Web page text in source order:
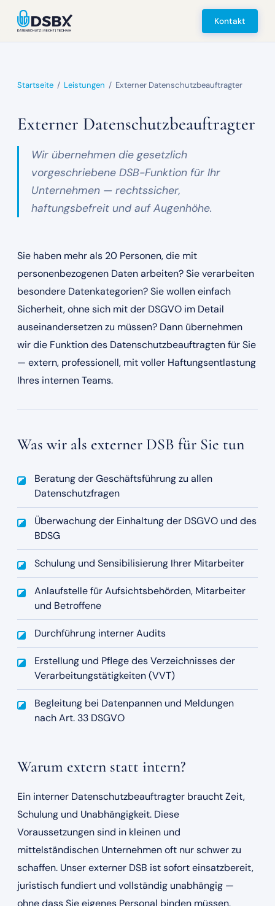
Kontakt
Startseite / Leistungen / Externer Datenschutzbeauftragter
Externer Datenschutzbeauftragter
Wir übernehmen die gesetzlich
vorgeschriebene DSB-Funktion für Ihr
Unternehmen — rechtssicher,
haftungsbefreit und auf Augenhöhe.
Sie haben mehr als 20 Personen, die mit
personenbezogenen Daten arbeiten? Sie verarbeiten
besondere Datenkategorien? Sie wollen einfach
Sicherheit, ohne sich mit der DSGVO im Detail
auseinandersetzen zu müssen? Dann übernehmen
wir die Funktion des Datenschutzbeauftragten für Sie
— extern, professionell, mit voller Haftungsentlastung
Ihres internen Teams.
Was wir als externer DSB für Sie tun
Beratung der Geschäftsführung zu allen
Datenschutzfragen
Überwachung der Einhaltung der DSGVO und des
BDSG
Schulung und Sensibilisierung Ihrer Mitarbeiter
Anlaufstelle für Aufsichtsbehörden, Mitarbeiter
und Betroffene
Durchführung interner Audits
Erstellung und Pflege des Verzeichnisses der
Verarbeitungstätigkeiten (VVT)
Begleitung bei Datenpannen und Meldungen
nach Art. 33 DSGVO
Warum extern statt intern?
Ein interner Datenschutzbeauftragter braucht Zeit,
Schulung und Unabhängigkeit. Diese
Voraussetzungen sind in kleinen und
mittelständischen Unternehmen oft nur schwer zu
schaffen. Unser externer DSB ist sofort einsatzbereit,
juristisch fundiert und vollständig unabhängig —
ohne dass Sie eigenes Personal binden müssen.